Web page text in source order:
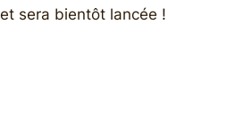
sera bientôt lancée !